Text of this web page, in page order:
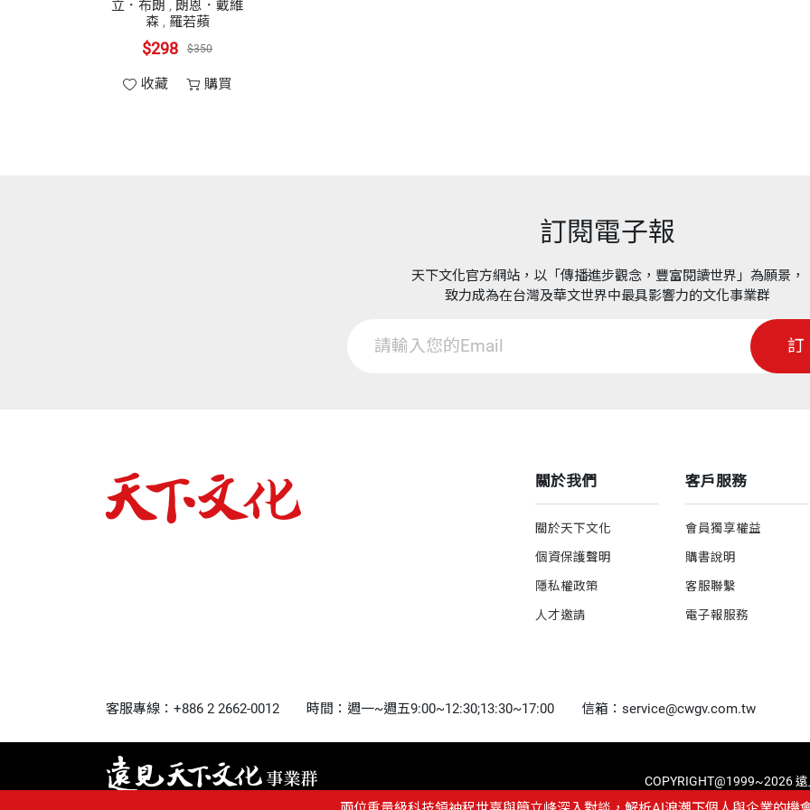
立．布朗 , 朗恩．戴維
森 , 羅若蘋
$298 $350
收藏 購買
訂閱電子報
天下文化官方網站，以「傳播進步觀念，豐富閱讀世界」為願景，
致力成為在台灣及華文世界中最具影響力的文化事業群
關於我們
關於天下文化
個資保護聲明
隱私權政策
人才邀請
客戶服務
會員獨享權益
購書說明
客服聯繫
電子報服務
客服專線：+886 2 2662-0012 時間：週一~週五9:00~12:30;13:30~17:00 信箱：service@cwgv.com.tw
COPYRIGHT@1999~2026